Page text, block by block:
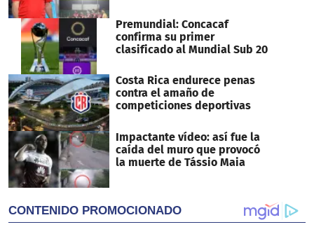
Premundial: Concacaf
confirma su primer
clasificado al Mundial Sub 20
Costa Rica endurece penas
contra el amaño de
competiciones deportivas
Impactante vídeo: así fue la
caída del muro que provocó
la muerte de Tássio Maia